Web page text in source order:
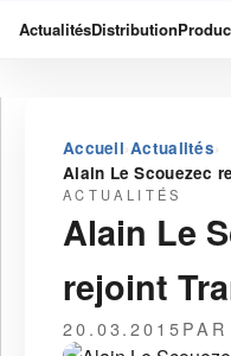
ActualitésDistribution
Accueil›Actualités›
Alain Le Scouezec
ACTUALITÉS
Alain Le
rejoint
20.03.2015